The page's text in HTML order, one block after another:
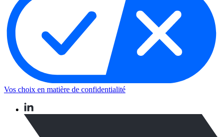
Vos choix en matière de confidentialité